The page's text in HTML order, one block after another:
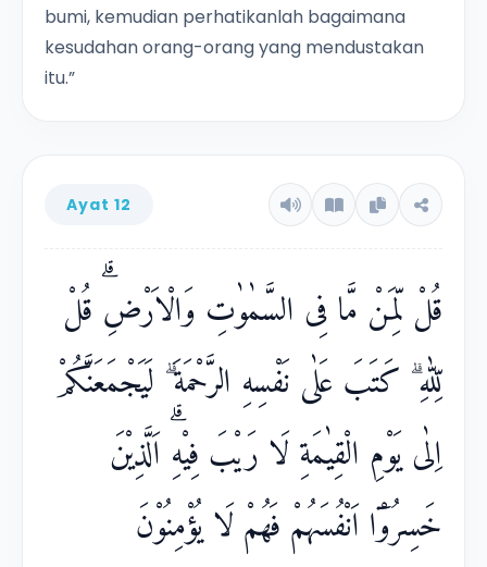
bumi, kemudian perhatikanlah bagaimana
kesudahan orang-orang yang mendustakan
itu.”
Ayat 12
قُلْ لِّمَنْ مَّا فِى السَّمٰوٰتِ وَالْاَرْضِۗ قُلْ
لِّلّٰهِ ۗ كَتَبَ عَلٰى نَفْسِهِ الرَّحْمَةَ ۗ لَيَجْمَعَنَّكُمْ
اِلٰى يَوْمِ الْقِيٰمَةِ لَا رَيْبَ فِيْهِۗ اَلَّذِيْنَ
خَسِرُوْٓا اَنْفُسَهُمْ فَهُمْ لَا يُؤْمِنُوْنَ